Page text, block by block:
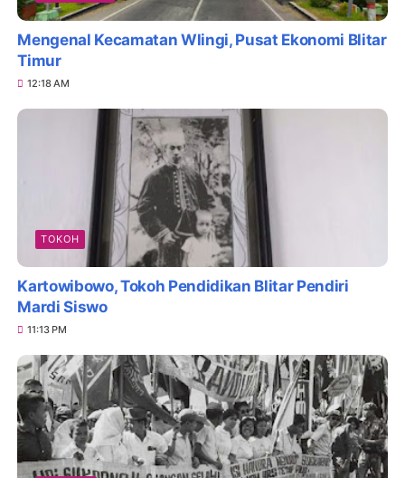
Mengenal Kecamatan Wlingi, Pusat Ekonomi Blitar
Timur
12:18 AM
TOKOH
Kartowibowo, Tokoh Pendidikan Blitar Pendiri
Mardi Siswo
11:13 PM